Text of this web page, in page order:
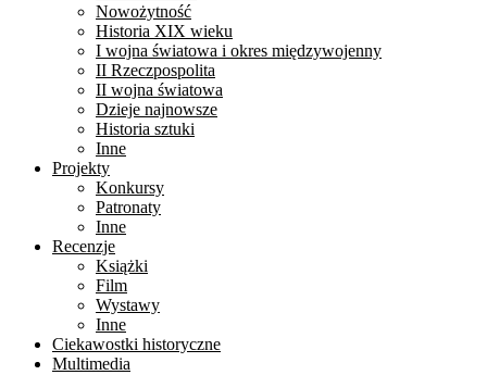
Nowożytność
Historia XIX wieku
I wojna światowa i okres międzywojenny
II Rzeczpospolita
II wojna światowa
Dzieje najnowsze
Historia sztuki
Inne
Projekty
Konkursy
Patronaty
Inne
Recenzje
Książki
Film
Wystawy
Inne
Ciekawostki historyczne
Multimedia